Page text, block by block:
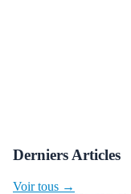
Derniers Articles
Voir tous →